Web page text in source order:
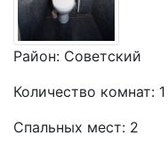
Район: Советский
Количество комнат: 1
Спальных мест: 2